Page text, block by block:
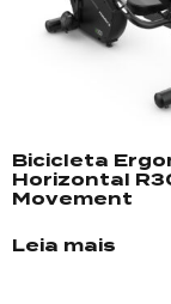
Bicicleta
Horizontal
Movement
Leia mais